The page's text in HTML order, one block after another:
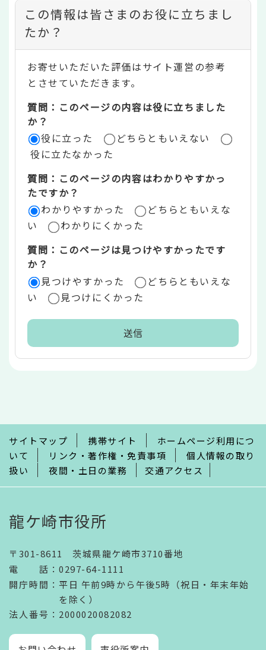
コ
ン
テ
ン
ツ
評
価
リ
ア
この情報は皆さまのお役に立ちまし
たか？
お寄せいただいた評価はサイト運営の参考
とさせていただきます。
質問：このページの内容は役に立ちました
か？
役に立った
どちらともいえない
役に立たなかった
質問：このページの内容はわかりやすかっ
たですか？
わかりやすかった
どちらともいえな
い
わかりにくかった
質問：このページは見つけやすかったです
か？
見つけやすかった
どちらともいえな
い
見つけにくかった
で
サイトマップ 携帯サイト
ホームページ利用につ
いて
リンク・著作権・免責事項
個人情報の取り
扱い
夜間・土日の業務 交通アクセス
龍ケ崎市役所
〒301-8611 茨城県龍ケ崎市3710番地
電話 ： 0297-64-1111
開庁時間 ： 平日 午前9時から午後5時（祝日・年末年始
を除く）
法人番号 ：2000020082082